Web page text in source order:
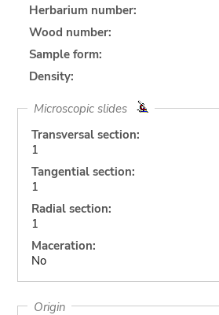
Herbarium number:
Wood number:
Sample form:
Density:
Microscopic slides
Transversal section:
1
Tangential section:
1
Radial section:
1
Maceration:
No
Origin